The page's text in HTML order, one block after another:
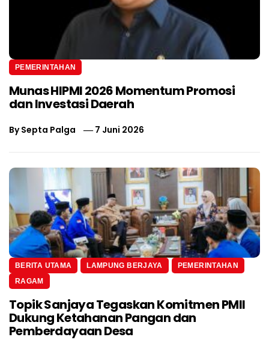
PEMERINTAHAN
Munas HIPMI 2026 Momentum Promosi
dan Investasi Daerah
BySepta Palga 7 Juni 2026
BERITA UTAMA LAMPUNG BERJAYA
PEMERINTAHAN
RAGAM
Topik Sanjaya Tegaskan Komitmen PMII
Dukung Ketahanan Pangan dan
Pemberdayaan Desa